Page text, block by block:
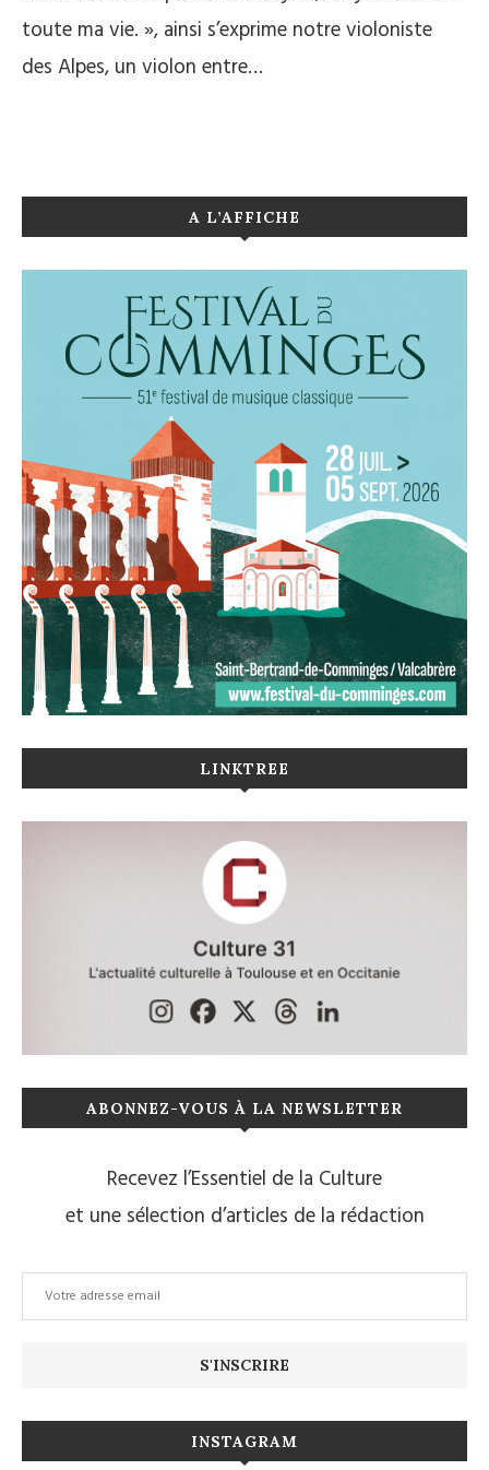
toute ma vie. », ainsi s’exprime notre violoniste
des Alpes, un violon entre…
A L’AFFICHE
LINKTREE
ABONNEZ-VOUS À LA NEWSLETTER
Recevez l’Essentiel de la Culture
et une sélection d’articles de la rédaction
INSTAGRAM